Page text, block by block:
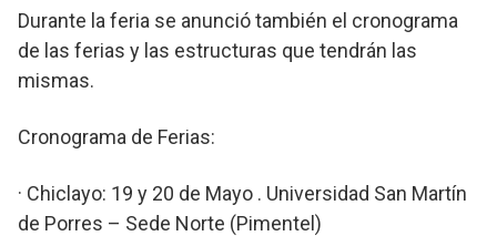
Durante la feria se anunció también el cronograma
de las ferias y las estructuras que tendrán las
mismas.
Cronograma de Ferias:
· Chiclayo: 19 y 20 de Mayo . Universidad San Martín
de Porres – Sede Norte (Pimentel)